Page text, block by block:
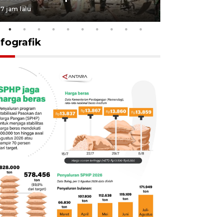
7 jam lalu